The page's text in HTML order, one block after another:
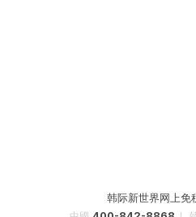
韩际新世界网上免